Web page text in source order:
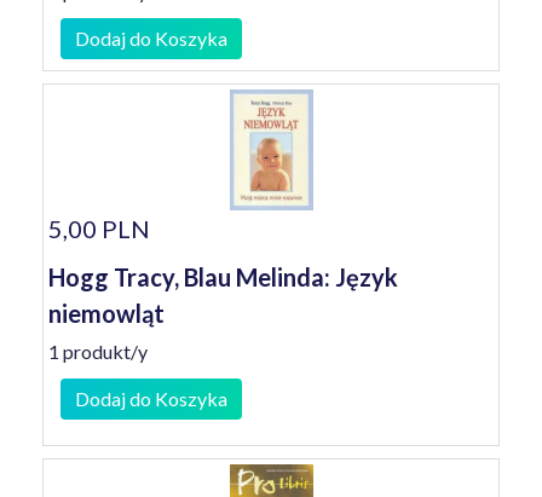
Dodaj do Koszyka
5,00 PLN
Hogg Tracy, Blau Melinda: Język
niemowląt
1 produkt/y
Dodaj do Koszyka